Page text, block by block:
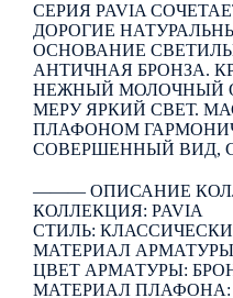
СЕРИЯ PAVIA
ДОРОГИЕ
ОСНОВАНИЕ
АНТИЧНАЯ БРОНЗА.
НЕЖНЫЙ МОЛОЧНЫЙ
МЕРУ ЯРКИЙ СВЕТ.
ПЛАФОНОМ
СОВЕРШЕННЫЙ ВИД,
――― ОПИСАНИЕ
КОЛЛЕКЦИЯ: PAVIA
СТИЛЬ:
МАТЕРИАЛ
ЦВЕТ АРМАТУРЫ:
МАТЕРИАЛ ПЛАФОНА: